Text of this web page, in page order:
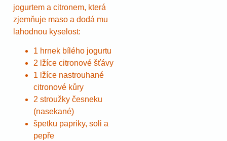
jogurtem a citronem, která
zjemňuje maso a dodá mu
lahodnou kyselost:
1 hrnek bílého jogurtu
2 lžíce citronové šťávy
1 lžíce nastrouhané
citronové kůry
2 stroužky česneku
(nasekané)
špetku papriky, soli a
pepře